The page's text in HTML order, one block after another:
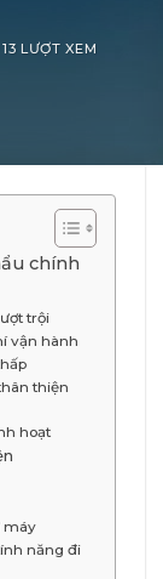
13 LƯỢT XEM
chính
trội
vận hành
thiện
hoạt
máy
năng đi